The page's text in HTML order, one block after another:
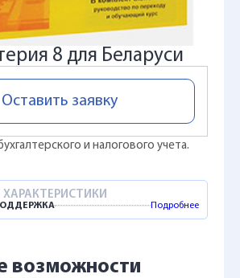
8 для Беларуси
Оставить заявку
и налогового учета.
ХАРАКТЕРИСТИКИ
Подробнее
возможности